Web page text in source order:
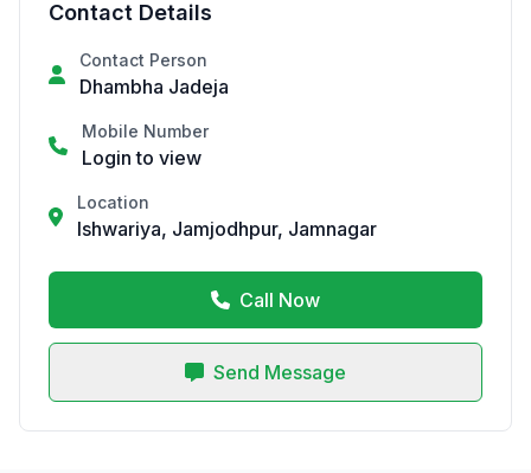
Contact Details
Contact Person
Dhambha Jadeja
Mobile Number
Login to view
Location
Ishwariya, Jamjodhpur, Jamnagar
Call Now
Send Message